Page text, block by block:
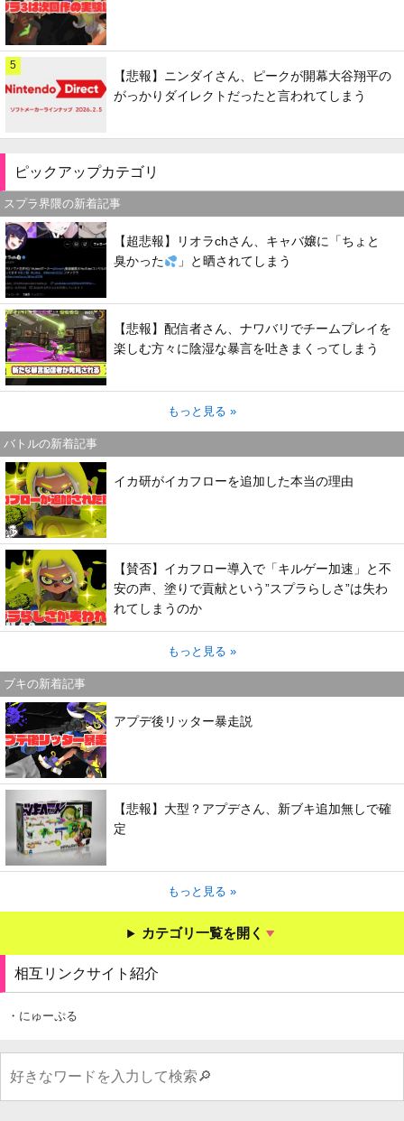
5
【悲報】ニンダイさん、ピークが開幕大谷翔平の
がっかりダイレクトだったと言われてしまう
ピックアップカテゴリ
スプラ界隈の新着記事
【超悲報】リオラchさん、キャバ嬢に「ちょと
臭かった
」と晒されてしまう
【悲報】配信者さん、ナワバリでチームプレイを
楽しむ方々に陰湿な暴言を吐きまくってしまう
もっと見る »
バトルの新着記事
イカ研がイカフローを追加した本当の理由
【賛否】イカフロー導入で「キルゲー加速」と不
安の声、塗りで貢献という”スプラらしさ”は失わ
れてしまうのか
もっと見る »
ブキの新着記事
アプデ後リッター暴走説
【悲報】大型？アプデさん、新ブキ追加無しで確
定
もっと見る »
カテゴリ一覧を開く
相互リンクサイト紹介
・にゅーぷる